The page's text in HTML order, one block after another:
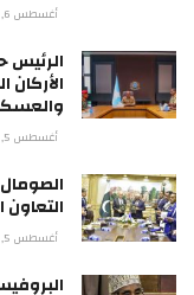
أغسطس 6, 2026
الأركان
أغسطس 5, 2026
أغسطس 5, 2026